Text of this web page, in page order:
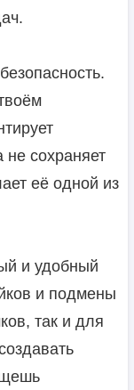
сохраняет
её одной из
и удобный
и подмены
так и для